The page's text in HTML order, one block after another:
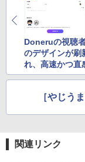
Doneruの視聴
のデザインが刷
れ、高速かつ直
［やじう
関連リンク